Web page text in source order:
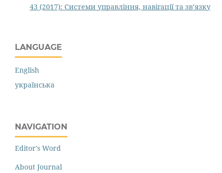
43 (2017): Системи управління, навігації та зв’язку
LANGUAGE
English
українська
NAVIGATION
Editor's Word
About Journal